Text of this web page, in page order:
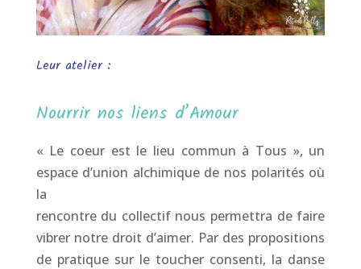
Leur atelier :
Nourrir nos liens d’Amour
« Le coeur est le lieu commun à Tous », un
espace d’union alchimique de nos polarités où
la
rencontre du collectif nous permettra de faire
vibrer notre droit d’aimer. Par des propositions
de pratique sur le toucher consenti, la danse